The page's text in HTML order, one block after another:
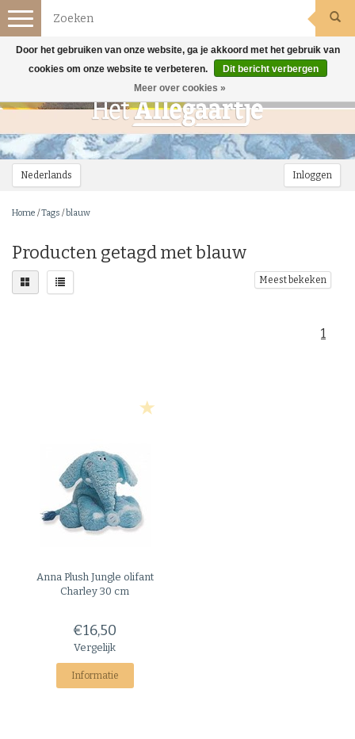
Nederlands Inloggen
Toggle
navigation
Home /Tags /blauw
Producten getagd met blauw
Meest bekeken
1
Anna PlushJungle olifant
Charley 30 cm
€16,50
Vergelijk
Informatie
Door het gebruiken van onze website, ga je akkoord met het gebruik van
cookies om onze website te verbeteren.
Dit bericht verbergen
Meer over cookies »